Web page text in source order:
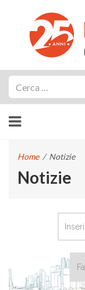
Home / Notizie
Notizie